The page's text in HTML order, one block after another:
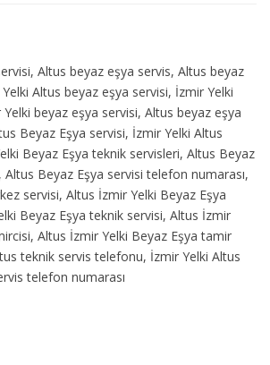
Altus beyaz eşya servis, Altus beyaz
Altus beyaz eşya servisi, İzmir Yelki
beyaz eşya servisi, Altus beyaz eşya
Beyaz Eşya servisi, İzmir Yelki Altus
Beyaz Eşya teknik servisleri, Altus Beyaz
Beyaz Eşya servisi telefon numarası,
servisi, Altus İzmir Yelki Beyaz Eşya
Beyaz Eşya teknik servisi, Altus İzmir
Altus İzmir Yelki Beyaz Eşya tamir
teknik servis telefonu, İzmir Yelki Altus
telefon numarası